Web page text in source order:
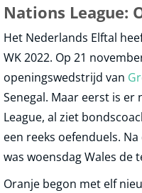
Nations League:
Het Nederlands Elftal
WK 2022. Op 21
openingswedstrijd van
Senegal. Maar eerst is
League, al ziet
een reeks oefenduels.
was woensdag Wales de
Oranje begon met elf